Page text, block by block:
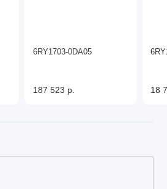
6RY1703-0DA05
187 523 р. 18